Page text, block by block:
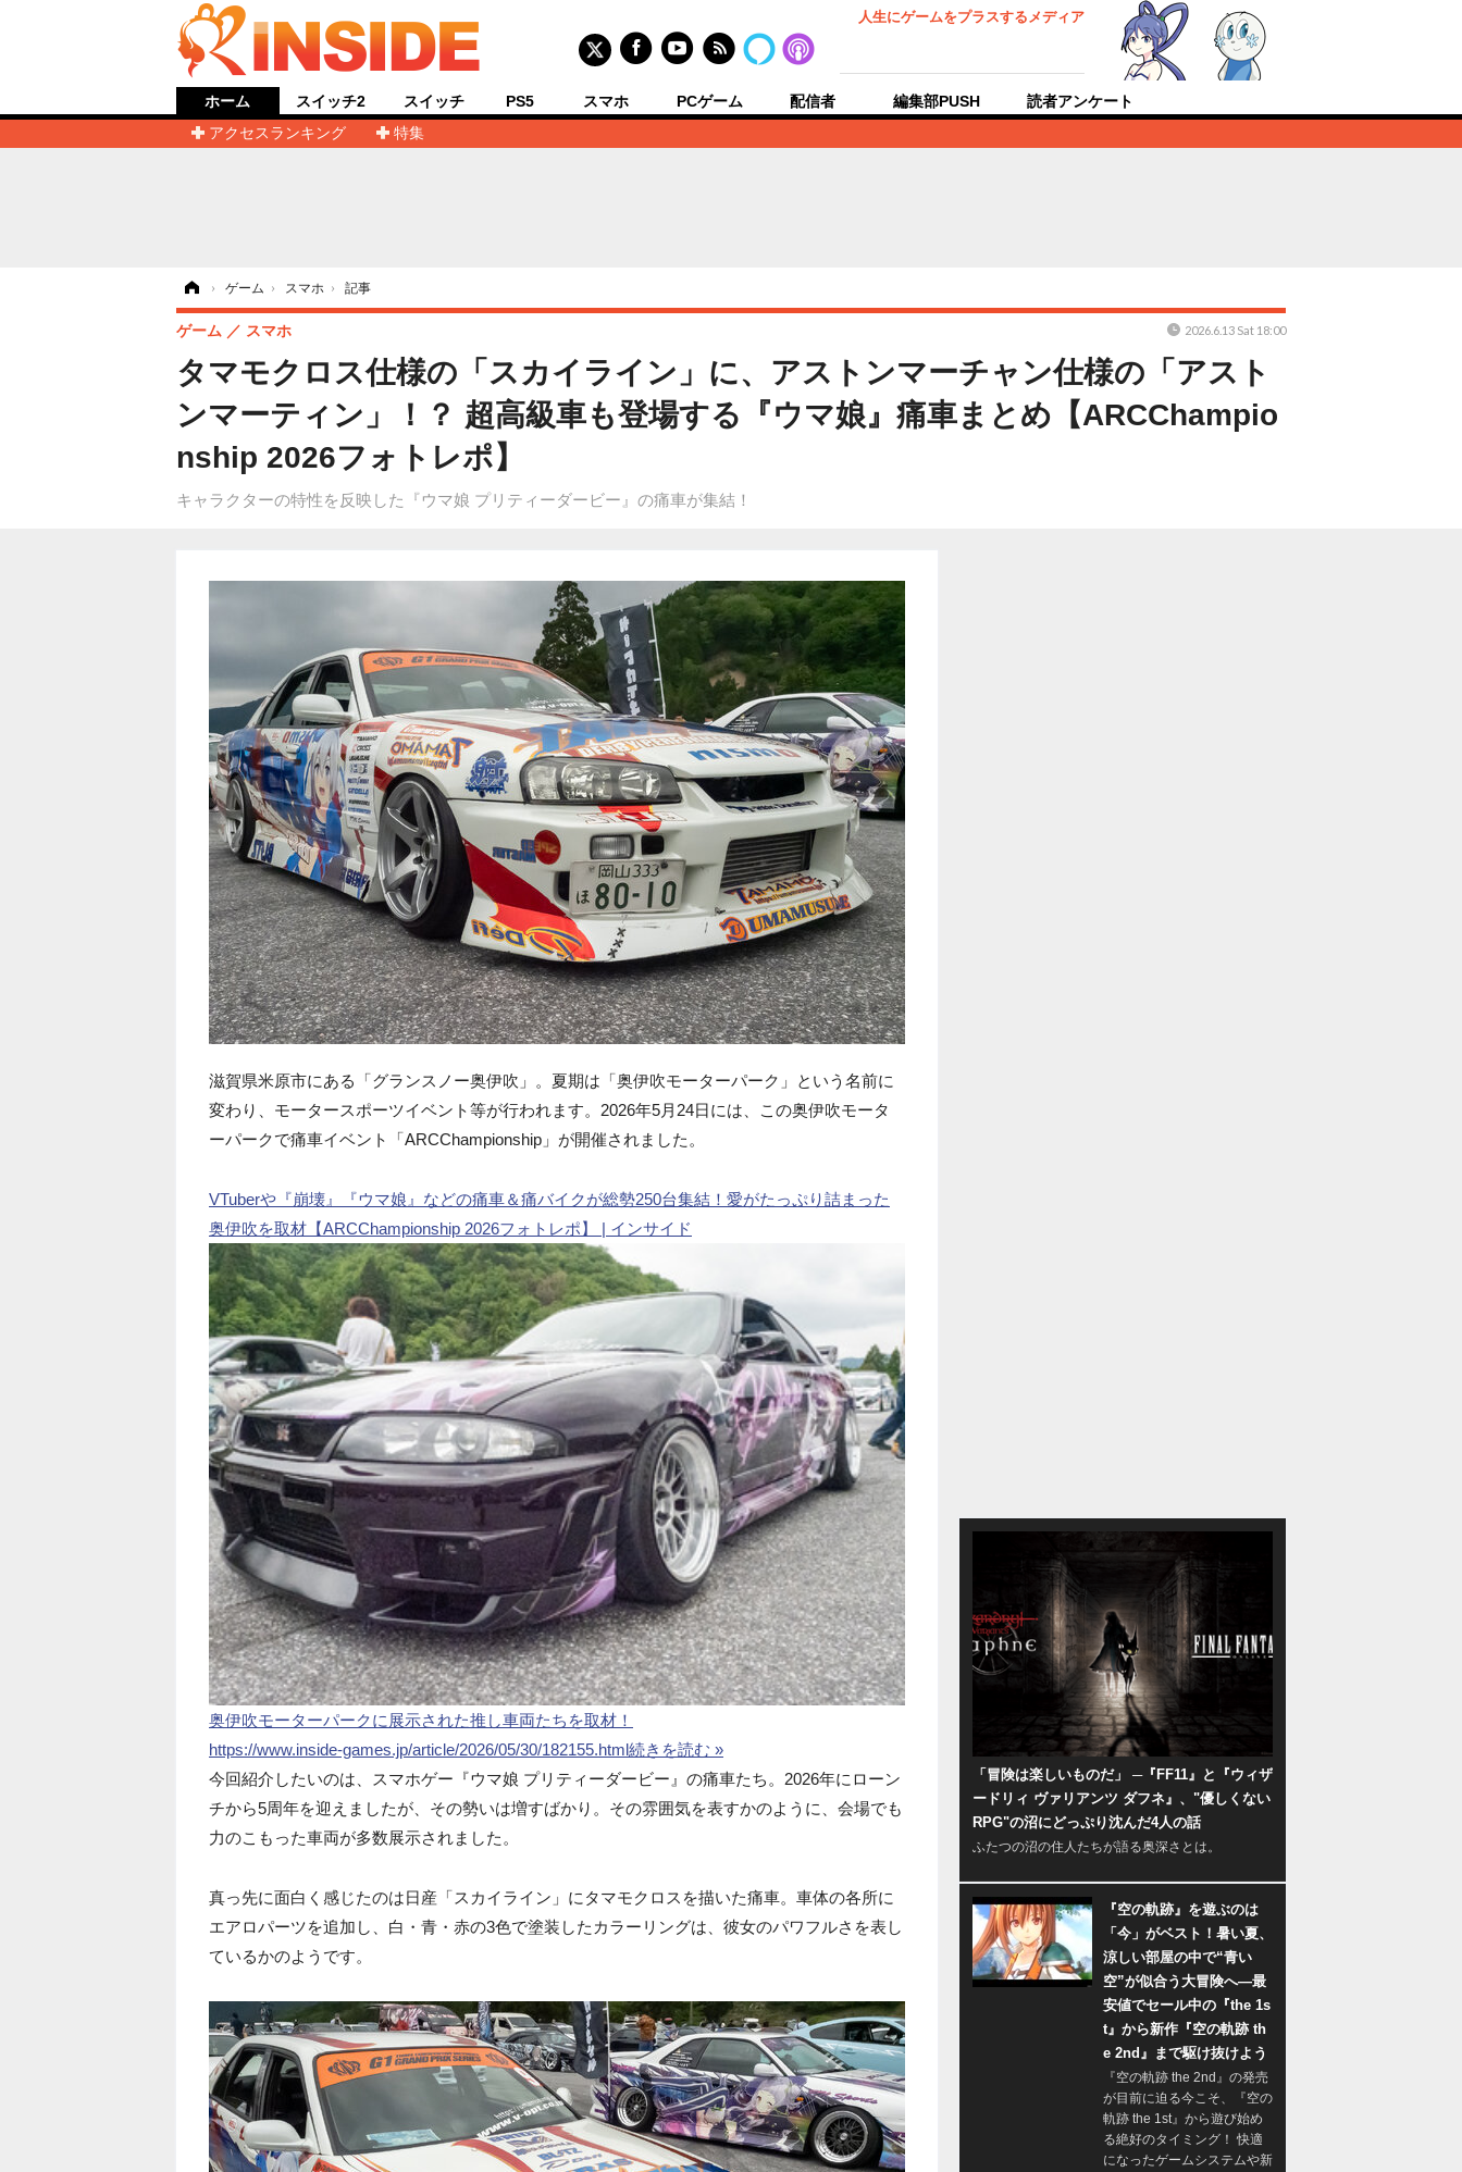
人生にゲームをプラスするメディア
ホーム
アクセスランキング
特集
スイッチ2 スイッチ PS5 スマホ PCゲーム 配信者 編集部PUSH 読者アンケート
› ゲーム › スマホ › 記事
タマモクロス仕様の「スカイライン」に、アストンマーチャン仕様の「アスト
ンマーティン」！？ 超高級車も登場する『ウマ娘』痛車まとめ【ARCChampio
nship 2026フォトレポ】
キャラクターの特性を反映した『ウマ娘 プリティーダービー』の痛車が集結！
ゲーム スマホ 2026.6.13 Sat 18:00
滋賀県米原市にある「グランスノー奥伊吹」。夏期は「奥伊吹モーターパーク」という名前に
変わり、モータースポーツイベント等が行われます。2026年5月24日には、この奥伊吹モータ
ーパークで痛車イベント「ARCChampionship」が開催されました。
VTuberや『崩壊』『ウマ娘』などの痛車＆痛バイクが総勢250台集結！愛がたっぷり詰まった
奥伊吹を取材【ARCChampionship 2026フォトレポ】 | インサイド
奥伊吹モーターパークに展示された推し車両たちを取材！
https://www.inside-games.jp/article/2026/05/30/182155.html続きを読む »
今回紹介したいのは、スマホゲー『ウマ娘 プリティーダービー』の痛車たち。2026年にローン
チから5周年を迎えましたが、その勢いは増すばかり。その雰囲気を表すかのように、会場でも
力のこもった車両が多数展示されました。
真っ先に面白く感じたのは日産「スカイライン」にタマモクロスを描いた痛車。車体の各所に
エアロパーツを追加し、白・青・赤の3色で塗装したカラーリングは、彼女のパワフルさを表し
ているかのようです。
「冒険は楽しいものだ」 ─『FF11』と『ウィザ
ードリィ ヴァリアンツ ダフネ』、"優しくない
RPG"の沼にどっぷり沈んだ4人の話
ふたつの沼の住人たちが語る奥深さとは。
『空の軌跡』を遊ぶのは
「今」がベスト！暑い夏、
涼しい部屋の中で“青い
空”が似合う大冒険へ―最
安値でセール中の『the 1s
t』から新作『空の軌跡 th
e 2nd』まで駆け抜けよう
『空の軌跡 the 2nd』の発売
が目前に迫る今こそ、『空の
軌跡 the 1st』から遊び始め
る絶好のタイミング！ 快適
になったゲームシステムや新